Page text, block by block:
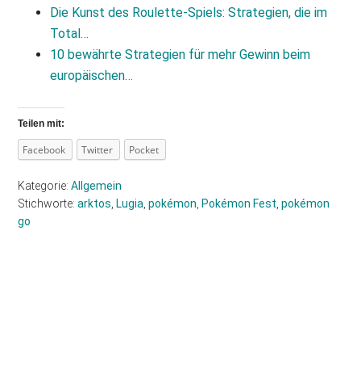
Die Kunst des Roulette‑Spiels: Strategien, die im
Total…
10 bewährte Strategien für mehr Gewinn beim
europäischen…
Teilen mit:
Facebook Twitter Pocket
Kategorie:Allgemein
Stichworte:arktos Lugia ,pokémon Pokémon Fest ,pokémon
go